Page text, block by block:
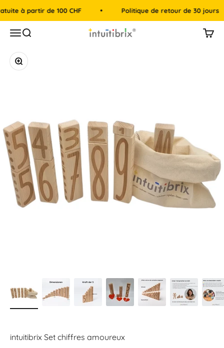
Passer au contenu
à partir de 100 CHF Politique de retour de 30 jours
MenuRecherche intuitibrix.ch | Spielend Mathe lernen
Zoomer sur l'image
intuitibrix Set chiffres amoureux